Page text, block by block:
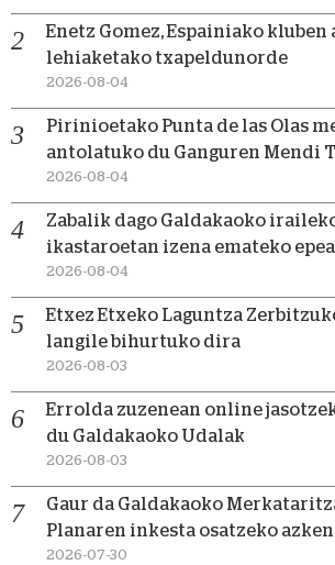
Enetz Gomez, Espainiako
lehiaketako txapeldunorde
2026-08-04
Pirinioetako Punta de las Olas
antolatuko du Ganguren Mendi
2026-08-04
Zabalik dago Galdakaoko
ikastaroetan izena emateko epea
2026-08-04
Etxez Etxeko Laguntza
langile bihurtuko dira
2026-08-03
Errolda zuzenean online
du Galdakaoko Udalak
2026-08-03
Gaur da Galdakaoko
Planaren inkesta osatzeko azken
2026-07-30